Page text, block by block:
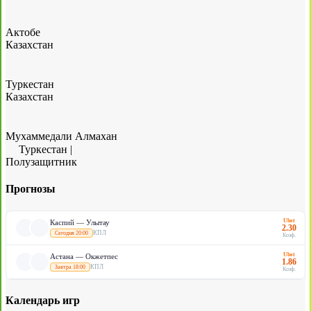
Актобе
Казахстан
Туркестан
Казахстан
Мухаммедали Алмахан
Туркестан |
Полузащитник
Прогнозы
Каспий — Улытау
Сегодня 20:00 КПЛ
Ubet
2.30
Коэф.
Астана — Окжетпес
Завтра 18:00 КПЛ
Ubet
1.86
Коэф.
Календарь игр